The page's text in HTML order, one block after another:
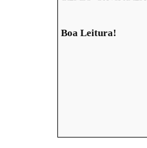
Boa Leitura!